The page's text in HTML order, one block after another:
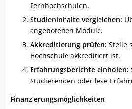
Fernhochschulen.
Studieninhalte vergleichen:
angebotenen Module.
Akkreditierung prüfen: Stelle
Hochschule akkreditiert ist.
Erfahrungsberichte einholen:
Studierenden oder lese
Finanzierungsmöglichkeiten